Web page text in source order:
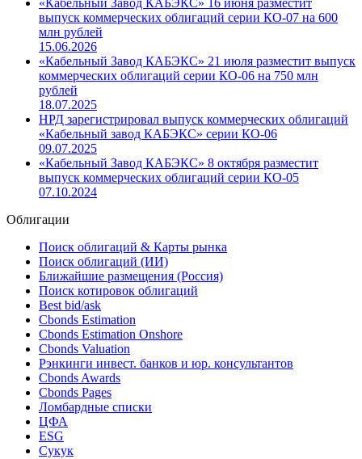
НРД зарегистрировал выпуск коммерческих облигаций
«Кабельный завод КАБЭКС» серии КО-08
19.06.2026
«Кабельный Завод КАБЭКС» 16 июня разместит
выпуск коммерческих облигаций серии КО-07 на 600
млн рублей
15.06.2026
«Кабельный Завод КАБЭКС» 21 июля разместит выпуск
коммерческих облигаций серии КО-06 на 750 млн
рублей
18.07.2025
НРД зарегистрировал выпуск коммерческих облигаций
«Кабельный завод КАБЭКС» серии КО-06
«Кабельный Завод КАБЭКС» 8 октября разместит
07.10.2024
Облигации
Поиск облигаций & Карты рынка
Поиск облигаций (ИИ)
Ближайшие размещения (Россия)
Поиск котировок облигаций
Best bid/ask
Cbonds Estimation
Cbonds Estimation Onshore
Cbonds Valuation
Рэнкинги инвест. банков и юр. консультантов
Cbonds Awards
Cbonds Pages